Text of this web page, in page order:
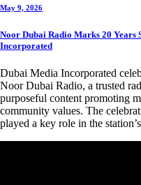
May 9, 2026
Noor Dubai Radio Marks 20 Years
Incorporated
Dubai Media Incorporated
Noor Dubai Radio, a trusted
purposeful content promoting
community values. The
played a key role in the